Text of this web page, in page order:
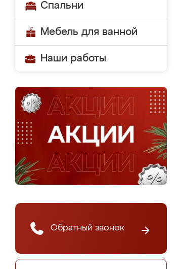
Спальни
Мебель для ванной
Наши работы
Обратный звонок